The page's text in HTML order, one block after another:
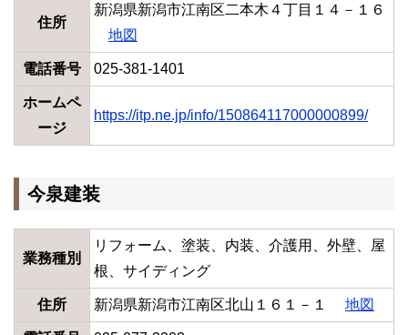
住所
新潟県新潟市江南区二本木４丁目１４－１６
地図
電話番号 025-381-1401
ホームペ
ージ
https://itp.ne.jp/info/150864117000000899/
今泉建装
業務種別
リフォーム、塗装、内装、介護用、外壁、屋
根、サイディング
住所 新潟県新潟市江南区北山１６１－１ 地図